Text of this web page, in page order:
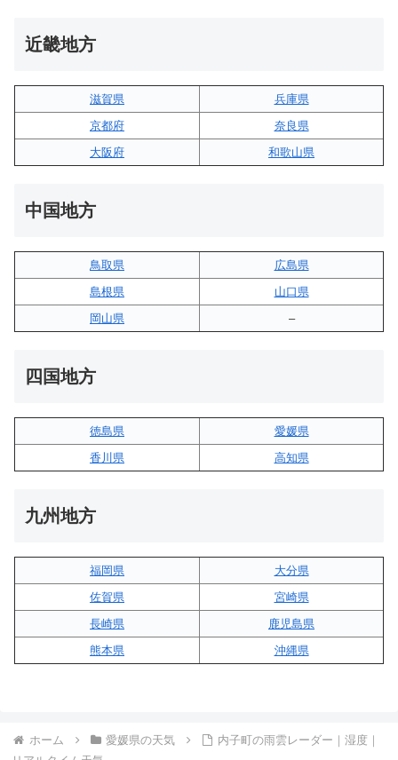
近畿地方
滋賀県
兵庫県
京都府
奈良県
大阪府
和歌山県
中国地方
鳥取県
広島県
島根県
山口県
岡山県
–
四国地方
徳島県
愛媛県
香川県
高知県
九州地方
福岡県
大分県
佐賀県
宮崎県
長崎県
鹿児島県
熊本県
沖縄県
ホーム 愛媛県の天気
内子町の雨雲レーダー｜湿度｜